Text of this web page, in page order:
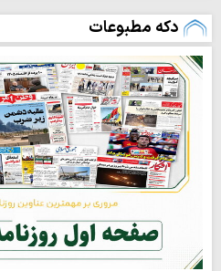
دکه مطبوعات